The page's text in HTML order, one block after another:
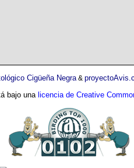
Cigüeña Negra&
bajo una licencia de Creative